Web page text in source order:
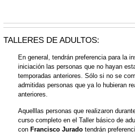
TALLERES DE ADULTOS:
En general, tendrán preferencia para la
iniciación las personas que no hayan
temporadas anteriores. Sólo si no se
admitidas personas que ya lo hubieran
anteriores.
Aquelllas personas que realizaron
curso completo en el Taller básico de
con Francisco Juradotendrán